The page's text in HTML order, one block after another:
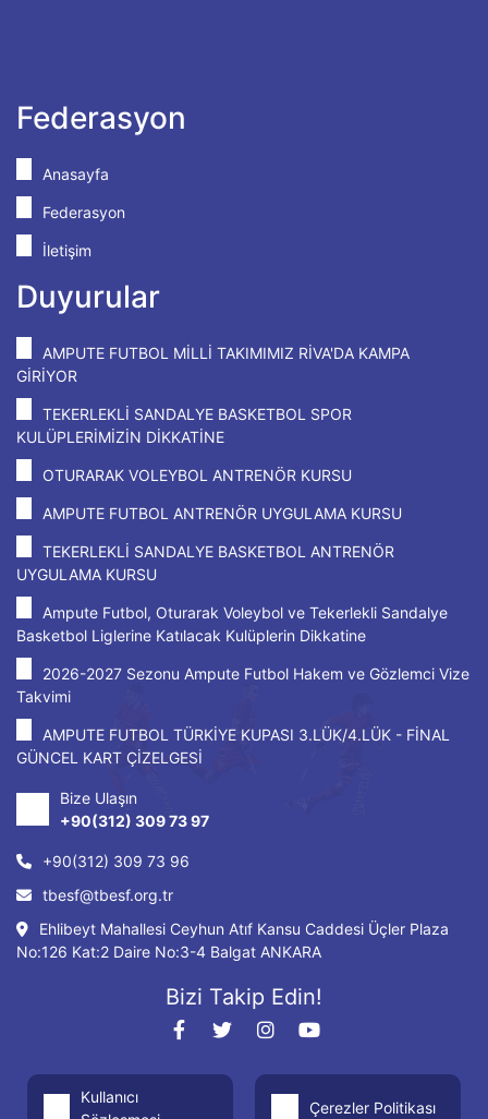
Federasyon
Anasayfa
Federasyon
İletişim
Duyurular
AMPUTE FUTBOL MİLLİ TAKIMIMIZ RİVA'DA KAMPA
GİRİYOR
TEKERLEKLİ SANDALYE BASKETBOL SPOR
KULÜPLERİMİZİN DİKKATİNE
OTURARAK VOLEYBOL ANTRENÖR KURSU
AMPUTE FUTBOL ANTRENÖR UYGULAMA KURSU
TEKERLEKLİ SANDALYE BASKETBOL ANTRENÖR
UYGULAMA KURSU
Ampute Futbol, Oturarak Voleybol ve Tekerlekli Sandalye
Basketbol Liglerine Katılacak Kulüplerin Dikkatine
2026-2027 Sezonu Ampute Futbol Hakem ve Gözlemci Vize
Takvimi
AMPUTE FUTBOL TÜRKİYE KUPASI 3.LÜK/4.LÜK - FİNAL
GÜNCEL KART ÇİZELGESİ
Bize Ulaşın
+90(312) 309 73 97
+90(312) 309 73 96
tbesf@tbesf.org.tr
Ehlibeyt Mahallesi Ceyhun Atıf Kansu Caddesi Üçler Plaza
No:126 Kat:2 Daire No:3-4 Balgat ANKARA
Bizi Takip Edin!
Kullanıcı
Çerezler Politikası